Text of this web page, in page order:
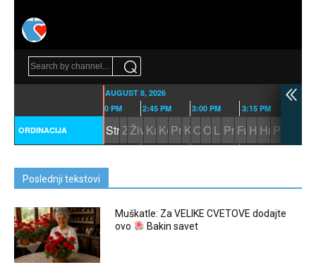
Poslednji tekstovi
Muškatle: Za VELIKE CVETOVE dodajte
ovo
Bakin savet